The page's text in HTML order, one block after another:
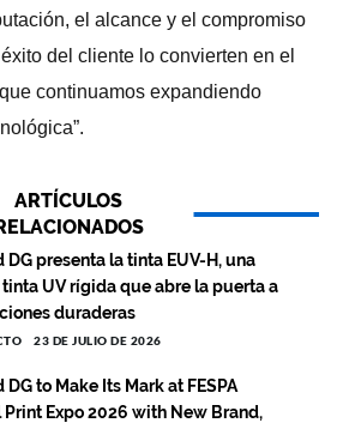
el alcance y el compromiso
del cliente lo convierten en el
continuamos expandiendo
ARTÍCULOS
DG presenta la tinta EUV-H, una
UV rígida que abre la puerta a
duraderas
23 DE JULIO DE 2026
DG to Make Its Mark at FESPA
Print Expo 2026 with New Brand,